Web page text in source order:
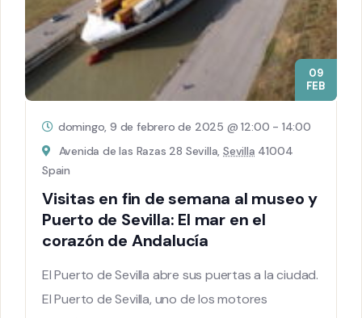
09
FEB
domingo, 9 de febrero de 2025 @ 12:00 - 14:00
Avenida de las Razas 28 Sevilla,Sevilla 41004
Spain
Visitas en fin de semana al museo y
Puerto de Sevilla: El mar en el
corazón de Andalucía
El Puerto de Sevilla abre sus puertas a la ciudad.
El Puerto de Sevilla, uno de los motores